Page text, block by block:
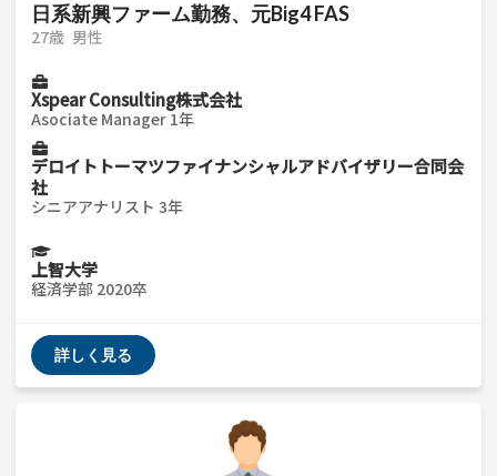
日系新興ファーム勤務、元Big4 FAS
27歳 男性
Xspear Consulting株式会社
Asociate Manager 1年
デロイトトーマツファイナンシャルアドバイザリー合同会
社
シニアアナリスト 3年
上智大学
経済学部 2020卒
詳しく見る